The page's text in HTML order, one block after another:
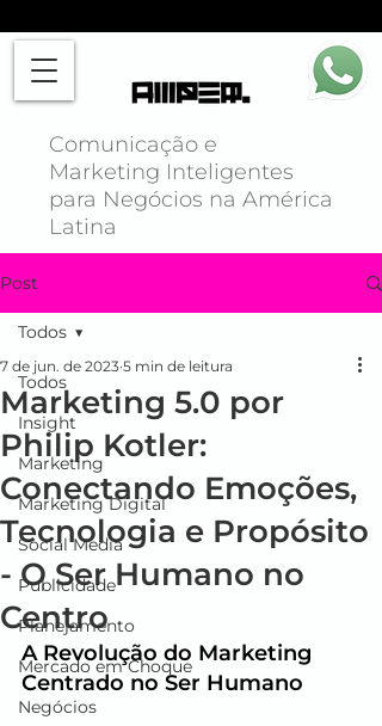
Comunicação e
Marketing Inteligentes
para Negócios na América
Latina
Post
Todos
Insight
Marketing
Marketing Digital
Social Media
Publicidade
Planejamento
Mercado em Choque
Negócios
Todos
Marketing 5.0 por
Philip Kotler:
Conectando Emoções,
Tecnologia e Propósito
- O Ser Humano no
Centro
7 de jun. de 2023 5 min de leitura
A Revolução do Marketing
Centrado no Ser Humano